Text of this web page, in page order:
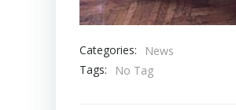
Categories:
News
Tags:
No Tag